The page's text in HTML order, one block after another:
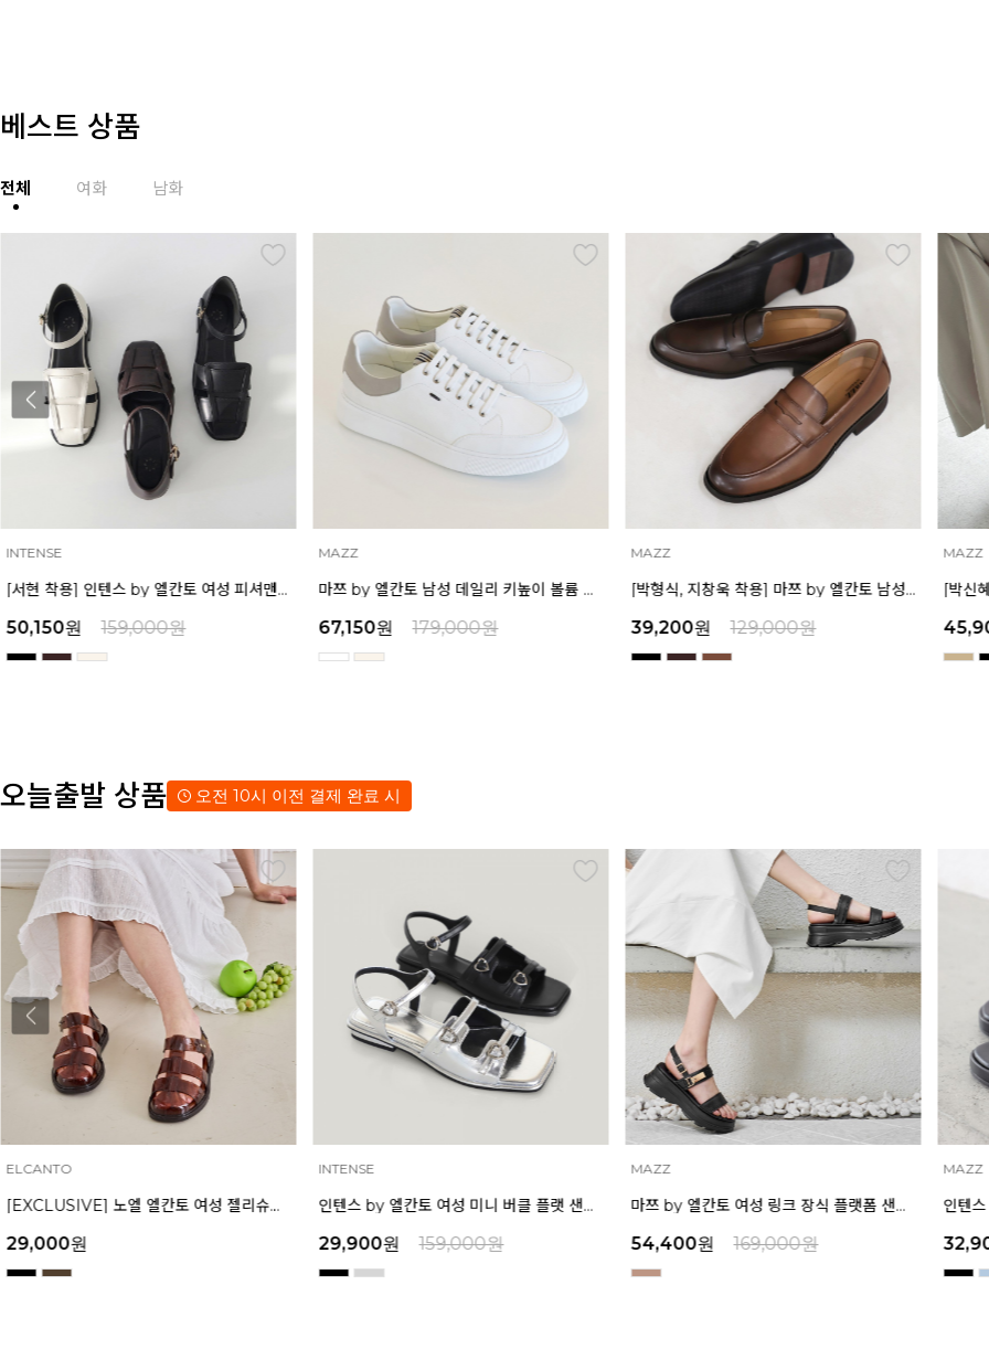
베스트 상품
전체 여화 남화
INTENSE
[서현 착용] 인텐스 by 엘칸토 여성 피셔맨 오픈슈즈 2.5cm LCWO85I513
50,150원 159,000원
MAZZ
마쯔 by 엘칸토 남성 데일리 키높이 볼륨 컵솔 스니커즈 3.5cm LCMS60M613
67,150원 179,000원
MAZZ
[박형식, 지창욱 착용] 마쯔 by 엘칸토 남성 페니 로퍼 3.5cm LCMD82I111
39,200원 129,000원
MAZZ
오늘출발 상품 오전 10시 이전 결제 완료 시
ELCANTO
[EXCLUSIVE] 노엘 엘칸토 여성 젤리슈즈 2.3cm LCWW01U626
29,000원
INTENSE
인텐스 by 엘칸토 여성 미니 버클 플랫 샌들 1.5cm LCWW04I626
29,900원 159,000원
MAZZ
마쯔 by 엘칸토 여성 링크 장식 플랫폼 샌들 6cm LCWW50M626
54,400원 169,000원
MAZZ